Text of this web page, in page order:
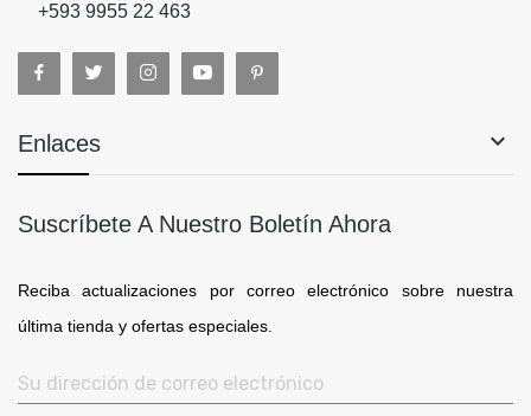
+593 9955 22 463
Enlaces 
Suscríbete A Nuestro Boletín Ahora
Reciba actualizaciones por correo electrónico sobre nuestra
última tienda y ofertas especiales.